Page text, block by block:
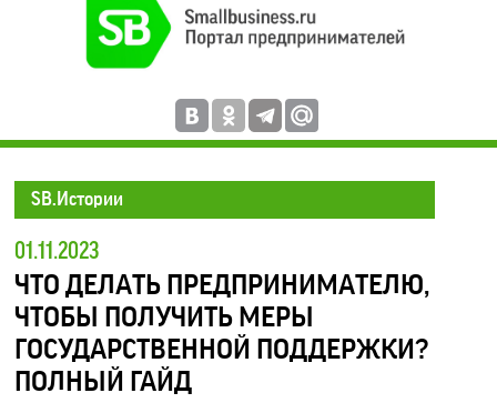
SB.Истории
01.11.2023
ЧТО ДЕЛАТЬ ПРЕДПРИНИМАТЕЛЮ,
ЧТОБЫ ПОЛУЧИТЬ МЕРЫ
ГОСУДАРСТВЕННОЙ ПОДДЕРЖКИ?
ПОЛНЫЙ ГАЙД